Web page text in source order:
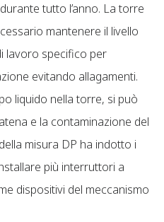
tutto l’anno. La torre
mantenere il livello
lavoro specifico per
evitando allagamenti.
liquido nella torre, si può
e la contaminazione del
misura DP ha indotto i
più interruttori a
dispositivi del meccanismo